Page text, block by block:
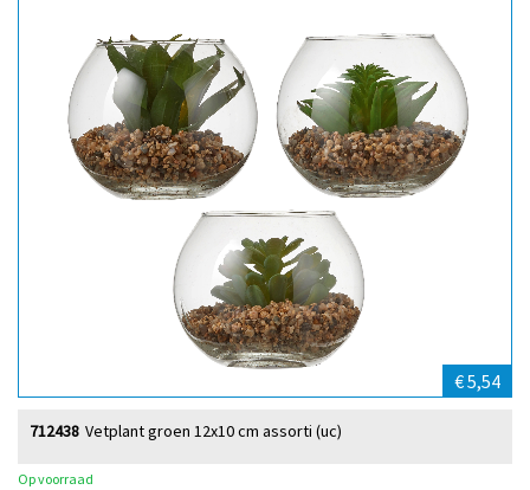
€ 5,54
Vetplant groen 12x10 cm assorti (uc)
712438
Op voorraad